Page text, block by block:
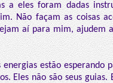
a eles foram dadas
Não façam as coisas
aí para mim, ajudem
energias estão esperando
Eles não são seus